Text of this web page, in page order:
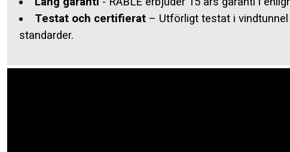
Testat och certifierat– Utförligt testat i vindtunnel
standarder.